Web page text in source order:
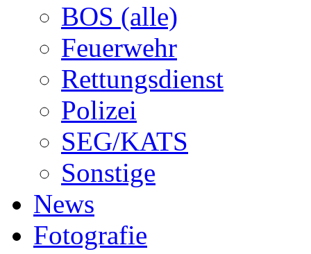
BOS (alle)
Feuerwehr
Rettungsdienst
Polizei
SEG/KATS
Sonstige
News
Fotografie